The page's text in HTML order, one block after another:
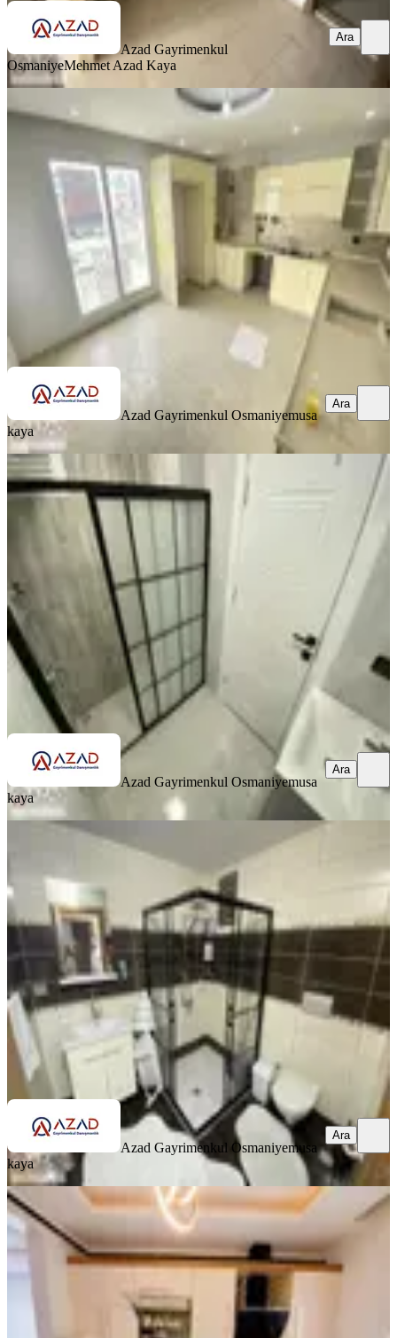
Azad Gayrimenkul
OsmaniyeMehmet Azad Kaya
Ara
Azad-esenevler Mah. Salı Pazarı
Civarı Satılık Dubleks Daire
Merkez, Esenevler Mahallesi
4+1
4. Kat·
3.700.000 ₺
Azad Gayrimenkul Osmaniye musa kaya
Azad Gayrimenkul Osmaniyemusa
kaya
Ara
SIFIR BİNA
Azad-vali Konağı Civarı Satılık Sıfır
3+1 Açık Mutfak Daire
Merkez, Fakıuşağı Mahallesi
3+1 · 125 m²·4. Kat
4.500.000 ₺
Azad Gayrimenkul Osmaniyemusa kaya
Azad Gayrimenkul Osmaniyemusa
kaya
Ara
SİTE İÇİ
Azad-yediocak Mah.şehitler Parkı
Civarı Satılık 3+1 Açık Mutfak
Merkez, Yedi Ocak Mahallesi
3+1·135 m²·Yüksek giriş·25.06.2026
3.100.000 ₺
Azad Gayrimenkul Osmaniye musa kaya
Ara
Azad Gayrimenkul Osmaniyemusa
kaya
Ara
SİTE İÇİ
Azad- Yediocak İlkokulu Civarı
Satılık Zemin Kat 3+1 Açık Mutfak
Merkez, Yedi Ocak Mahallesi
3+1·135 m²· Düz Giriş (Zemin)
3.100.000 ₺